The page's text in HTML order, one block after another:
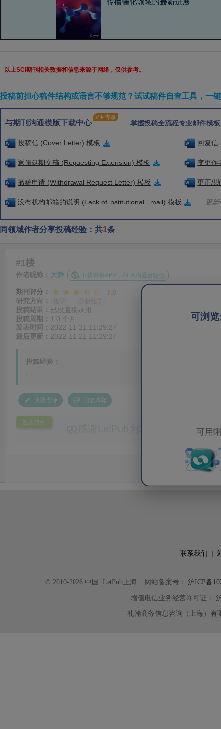
以上SCI期刊相关数据和信息来源于网络，仅供参考。
投稿前担心稿件结构或语言不够规范？试试稿件自查工具，一
与期刊沟通模版下载中心
VIP专享
掌握投稿全流程专业邮件模
投稿信 (Cover Letter) 模板 回复信
返修延期交稿 (Requesting Extension) 模板 变更作
撤稿申请 (Withdrawal Request Letter) 模板 更正/
没有机构邮箱的说明 (Lack of institutional Email) 模板 更
同领域作者分享投稿经验：共1条
可浏
可用
#1楼
作者昵称： 大静 下载蝌蝌APP，和TA沟通更轻松
期刊评分：
7.0
研究方向：
投稿结果： 已投直接录用
投稿周期： 1.0 个月
发表时间： 2022-11-21 11:29:27
最后更新： 2022-11-21 11:29:27
投稿经验：
我要点评 回复本楼
发表范例
感谢LetPub为本论文提供专业
效应及界面电荷传输等研究内容，
论述逻辑进行了系统梳理，使研究
析及机理讨论之间的关系更加清晰
联系我们
© 2010-2026 中国: LetPub上海 网站备案号： 沪ICP备
增值电信业务经营许可证：
礼翰商务信息咨询（上海）